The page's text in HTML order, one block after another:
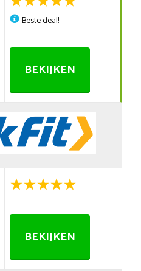
Beste deal!
BEKIJKEN
BEKIJKEN